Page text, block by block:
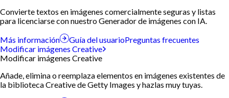
Convierte textos en imágenes comercialmente seguras y listas
para licenciarse con nuestro Generador de imágenes con IA.
Más información
Guía del usuarioPreguntas frecuentes
Modificar imágenes Creative
Modificar imágenes Creative
Añade, elimina o reemplaza elementos en imágenes existentes de
la biblioteca Creative de Getty Images y hazlas muy tuyas.